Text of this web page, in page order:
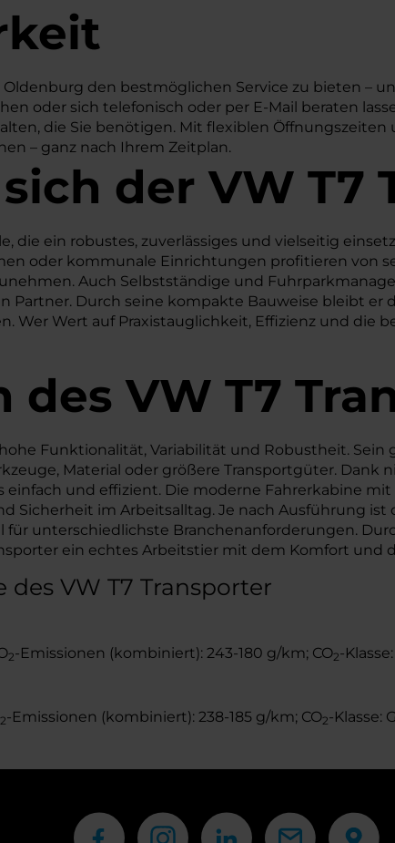
den bestmöglichen Service zu bieten –
oder sich telefonisch oder per E-Mail beraten
die Sie benötigen. Mit flexiblen
– ganz nach Ihrem Zeitplan.
der VW T7
die ein robustes, zuverlässiges und vielseitig
oder kommunale Einrichtungen profitieren von
Auch Selbstständige und
Partner. Durch seine kompakte Bauweise bleibt
Wer Wert auf Praxistauglichkeit, Effizienz und die
des VW T7
Funktionalität, Variabilität und Robustheit. Sein
Material oder größere Transportgüter. Dank
einfach und effizient. Die moderne Fahrerkabine
Sicherheit im Arbeitsalltag. Je nach Ausführung ist
unterschiedlichste Branchenanforderungen.
ein echtes Arbeitstier mit dem Komfort und
VW T7 Transporter
2-Emissionen (kombiniert): 243-180 g/km; CO2-Klasse:
2-Emissionen (kombiniert): 238-185 g/km; CO2-Klasse: G